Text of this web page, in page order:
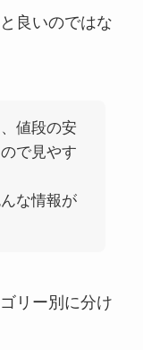
良いのではな
値段の安
で見やす
な情報が
リー別に分け